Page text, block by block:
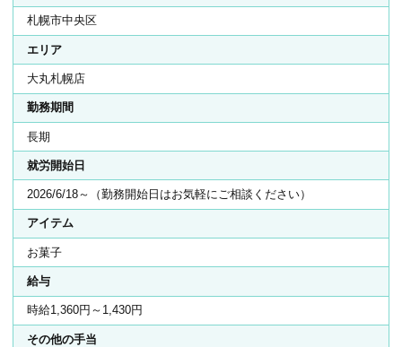
札幌市中央区
エリア
大丸札幌店
勤務期間
長期
就労開始日
2026/6/18～（勤務開始日はお気軽にご相談ください）
アイテム
お菓子
給与
時給1,360円～1,430円
その他の手当